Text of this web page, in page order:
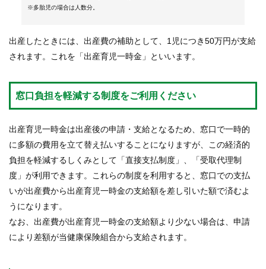
※多胎児の場合は人数分。
出産したときには、出産費の補助として、1児につき50万円が支給
されます。これを「出産育児一時金」といいます。
窓口負担を軽減する制度をご利用ください
出産育児一時金は出産後の申請・支給となるため、窓口で一時的
に多額の費用を立て替え払いすることになりますが、この経済的
負担を軽減するしくみとして「直接支払制度」、「受取代理制
度」が利用できます。これらの制度を利用すると、窓口での支払
いが出産費から出産育児一時金の支給額を差し引いた額で済むよ
うになります。
なお、出産費が出産育児一時金の支給額より少ない場合は、申請
により差額が当健康保険組合から支給されます。